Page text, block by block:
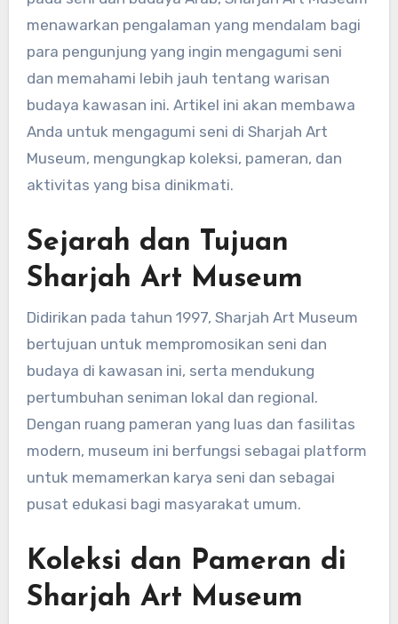
menawarkan pengalaman yang mendalam bagi
para pengunjung yang ingin mengagumi seni
dan memahami lebih jauh tentang warisan
budaya kawasan ini. Artikel ini akan membawa
Anda untuk mengagumi seni di Sharjah Art
Museum, mengungkap koleksi, pameran, dan
aktivitas yang bisa dinikmati.
Sejarah dan Tujuan
Sharjah Art Museum
Didirikan pada tahun 1997, Sharjah Art Museum
bertujuan untuk mempromosikan seni dan
budaya di kawasan ini, serta mendukung
pertumbuhan seniman lokal dan regional.
Dengan ruang pameran yang luas dan fasilitas
modern, museum ini berfungsi sebagai platform
untuk memamerkan karya seni dan sebagai
pusat edukasi bagi masyarakat umum.
Koleksi dan Pameran di
Sharjah Art Museum